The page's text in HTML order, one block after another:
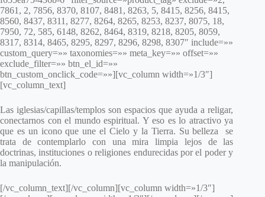
7861, 2, 7856, 8370, 8107, 8481, 8263, 5, 8415, 8256, 8415,
8560, 8437, 8311, 8277, 8264, 8265, 8253, 8237, 8075, 18,
7950, 72, 585, 6148, 8262, 8464, 8319, 8218, 8205, 8059,
8317, 8314, 8465, 8295, 8297, 8296, 8298, 8307″ include=»»
custom_query=»» taxonomies=»» meta_key=»» offset=»»
exclude_filter=»» btn_el_id=»»
btn_custom_onclick_code=»»][vc_column width=»1/3″]
[vc_column_text]
Las iglesias/capillas/templos son espacios que ayuda a religar,
conectarnos con el mundo espiritual. Y eso es lo atractivo ya
que es un icono que une el Cielo y la Tierra. Su belleza se
trata de contemplarlo con una mira limpia lejos de las
doctrinas, instituciones o religiones endurecidas por el poder y
la manipulación.
[/vc_column_text][/vc_column][vc_column width=»1/3″]